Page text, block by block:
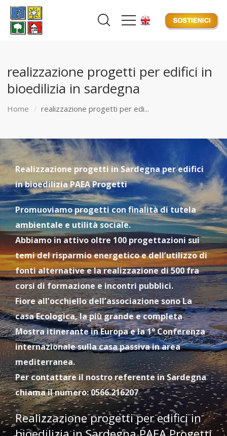
realizzazione progetti per edifici in
bioedilizia in sardegna
Home realizzazione progetti per edi...
Realizzazione progetti in Sardegna per edifici
in bioedilizia PAEA Progetti
Promuoviamo progetti con finalità di tutela
ambientale e utilità sociale.
Abbiamo in attivo oltre 100 progettazioni sui
temi del risparmio energetico e dell’utilizzo di
fonti alternative e la realizzazione di 500 fra
corsi di formazione e incontri pubblici.
Fiore all’occhiello dell’associazione sono La
casa Ecologica, la più grande e completa
Mostra itinerante in Europa e la 1° Conferenza
internazionale sulla casa passiva in area
mediterranea.
Per contattare il nostro referente in Sardegna
chiama il numero: 0566.216207
Realizzazione progetti per edifici in